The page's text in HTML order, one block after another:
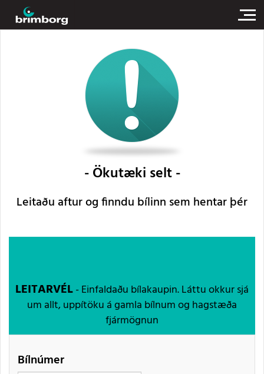
Ökutæki selt
Leitaðu aftur og finndu bílinn sem hentar þér
LEITARVÉL- Einfaldaðu bílakaupin. Láttu okkur sjá
um allt, uppítöku á gamla bílnum og hagstæða
fjármögnun
Bílnúmer